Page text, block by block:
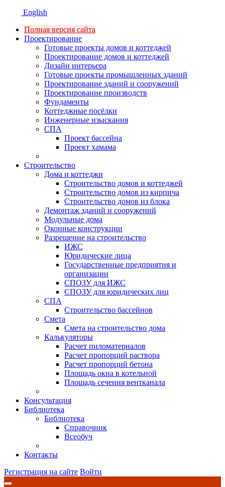
English
Полная версия сайта
Проектирование
Готовые проекты домов и коттеджей
Проектирование домов и коттеджей
Дизайн интерьера
Готовые проекты промышленных зданий
Проектирование зданий и сооружений
Проектирование производств
Фундаменты
Коттеджные посёлки
Инженерные изыскания
СПА
Проект бассейна
Проект хамама
Строительство
Дома и коттеджи
Строительство домов и коттеджей
Строительство домов из кирпича
Строительство домов из блока
Демонтаж зданий и сооружений
Модульные дома
Оконные конструкции
Разрешение на строительство
ИЖС
Юридические лица
Государственные предприятия и
организации
СПОЗУ для ИЖС
СПОЗУ для юридических лиц
СПА
Строительство бассейнов
Смета
Смета на строительство дома
Калькуляторы
Расчет пиломатериалов
Расчет пропорций раствора
Расчет пропорций бетона
Площадь окна в котельной
Площадь сечения вентканала
Консультация
Библиотека
Библиотека
Справочник
Всеобуч
Контакты
Регистрация на сайте Войти